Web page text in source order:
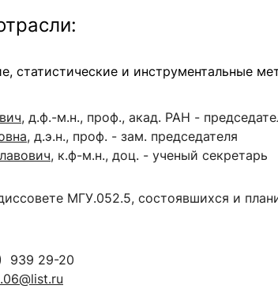
статистические и инструментальные
, д.ф.-м.н., проф., акад. РАН -
, д.э.н., проф. - зам. председателя
, к.ф-м.н., доц. - ученый секретарь
МГУ.052.5, состоявшихся и
939 29-20